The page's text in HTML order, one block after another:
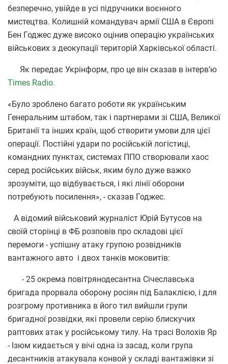
безперечно, увійде в усі підручники воєнного
мистецтва. Колишній командувач армії США в Європі
Бен Годжес дуже високо оцінив операцію українських
військових з деокупації територій Харківської області.
Як передає Укрінформ, про це він сказав в інтерв’ю
Times Radio.
«Було зроблено багато роботи як українським
Генеральним штабом, так і партнерами зі США, Великої
Британії та інших країн, щоб створити умови для цієї
операції. Постійні удари по російській логістиці,
командних пунктах, системах ППО створювали хаос
серед російських військ, яким було дуже важко
зрозуміти, що відбувається, і які лінії оборони
потребують посилення», - сказав Годжес.
А відомий військовий журналіст Юрій Бутусов на
своїй сторінці в ФБ розповів про складові цієї
перемоги - успішну атаку групою розвідників
вантажного авто і двох танків моковитів:
- 25 окрема повітрянодесантна Січеславська
бригада прорвала оборону росіян під Балаклією, і для
розгрому противника в його тил вийшли групи
бригадної розвідки, які провели серію блискучих
раптових атак у російському тилу. На трасі Волохів Яр
- Ізюм кидається у вічі одна із засад, коли група
десантників атакувала конвой у складі вантажівки зі